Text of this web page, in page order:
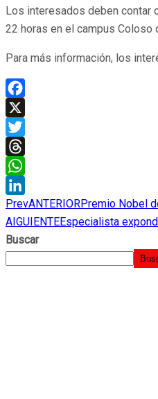
Los interesados deben contar
22 horas en el campus Coloso
Para más información, los
Facebook
X
Twitter
Threads
WhatsApp
LinkedIn
PrevANTERIORPremio Nobel
AIGUIENTEEspecialista
Buscar